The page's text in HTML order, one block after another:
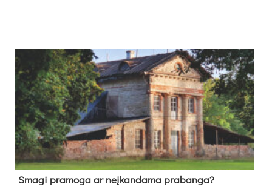
Sma­gi pra­mo­ga ar neį­kan­da­ma pra­ban­ga?